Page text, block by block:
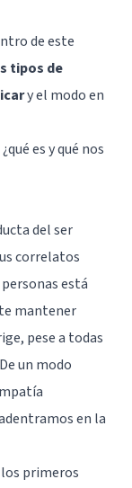
de este
tipos de
y el modo en
es y qué nos
del ser
correlatos
está
mantener
pese a todas
un modo
en la
primeros